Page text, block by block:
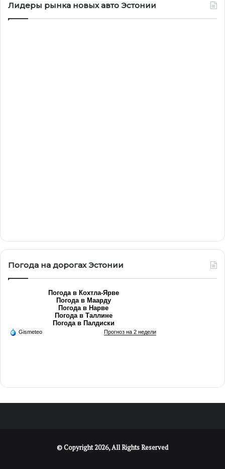
Лидеры рынка новых авто Эстонии
Погода на дорогах Эстонии
Погода в Кохтла-Ярве
Погода в Маарду
Погода в Нарве
Погода в Таллине
Погода в Палдиски
Gismeteo Прогноз на 2 недели
© Copyright 2026, All Rights Reserved